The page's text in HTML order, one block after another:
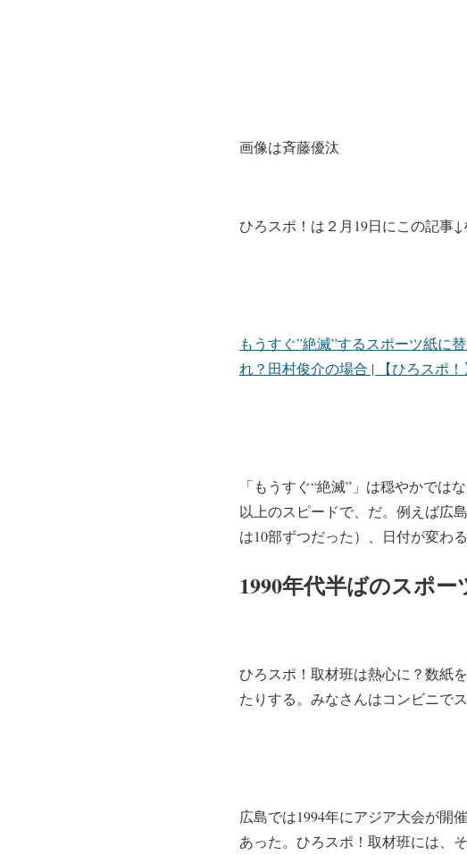
画像は斉藤優汰
ひろスポ！は２月19日にこの記事↓
もうすぐ”絶滅”するスポーツ紙に
れ？田村俊介の場合 | 【ひろスポ
「もうすぐ“絶滅”」は穏やかで
以上のスピードで、だ。例えば広
は10部ずつだった）、日付が変わ
1990年代半ばのスポ
ひろスポ！取材班は熱心に？数紙
たりする。みなさんはコンビニで
広島では1994年にアジア大会が開
あった。ひろスポ！取材班には、